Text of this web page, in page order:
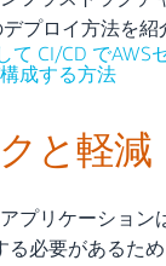
プロイ方法を紹
て CI/CD でAWS
成する方法
と軽減
プリケーション
る必要があるた